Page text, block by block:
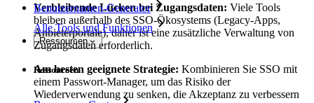
Benutzernamen-Generator
Alle Tools und Funktionen
Ressourcen
Ressourcen
Verbleibende Lücken bei Zugangsdaten: Viele Tools
bleiben außerhalb des SSO-Ökosystems (Legacy-Apps,
Anbieterportale), daher ist eine zusätzliche Verwaltung von
Zugangsdaten erforderlich.
Am besten geeignete Strategie: Kombinieren Sie SSO mit
einem Passwort-Manager, um das Risiko der
Wiederverwendung zu senken, die Akzeptanz zu verbessern